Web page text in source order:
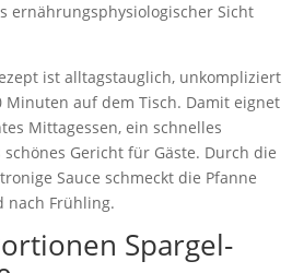
ernährungsphysiologischer Sicht
ist alltagstauglich, unkompliziert
auf dem Tisch. Damit eignet
Mittagessen, ein schnelles
Gericht für Gäste. Durch die
Sauce schmeckt die Pfanne
nach Frühling.
Spargel-